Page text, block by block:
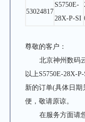
53024817
S5750E-
28X-P-SI
尊敬的客户：
北京神州数码
以上S5750E-28X-
新的订单(具体日期
便，敬请原谅。
在服务方面请